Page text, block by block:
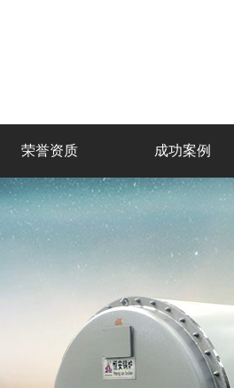
导热油炉
荣誉资质 成功案例